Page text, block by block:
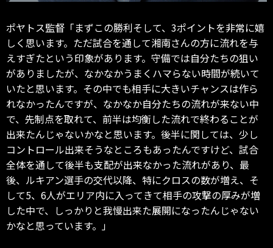
ポヤトス監督「まずこの勝利そして、3ポイントを非常に嬉
しく思います。ただ試合を通して湘南さんの方に流れを与
えすぎたという印象があります。守備では自分たちの狙い
がありましたが、なかなかうまくハマらない時間が続いて
いたと思います。その中でも相手に大きいチャンスは作ら
れなかったんですが、なかなか自分たちの流れが来ない中
で、先制点を取れて、前半は均衡した流れで終わることが
出来たんじゃないかなと思います。後半に関しては、少し
コントロール出来そうなところもあったんですけど、試合
全体を通して後半も支配が出来なかった流れがあり、最
後、ルキアン選手の交代以降、特にクロスの数が増え、そ
して5、6人がエリア内に入ってきて相手の攻撃の厚みが増
した中で、しっかりと我慢出来た展開になったんじゃない
かなと思っています。」